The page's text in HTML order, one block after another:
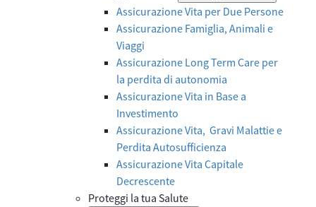
Assicurazione Vita per Due Persone
Assicurazione Famiglia, Animali e
Viaggi
Assicurazione Long Term Care per
la perdita di autonomia
Assicurazione Vita in Base a
Investimento
Assicurazione Vita, Gravi Malattie e
Perdita Autosufficienza
Assicurazione Vita Capitale
Decrescente
Proteggi la tua Salute